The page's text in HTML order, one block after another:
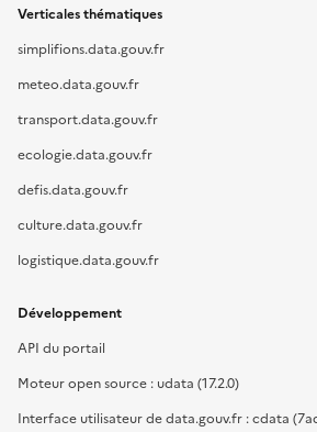
Verticales thématiques
simplifions.data.gouv.fr
meteo.data.gouv.fr
transport.data.gouv.fr
ecologie.data.gouv.fr
defis.data.gouv.fr
culture.data.gouv.fr
logistique.data.gouv.fr
Développement
API du portail
Moteur open source : udata (17.2.0)
Interface utilisateur de data.gouv.fr : cdata